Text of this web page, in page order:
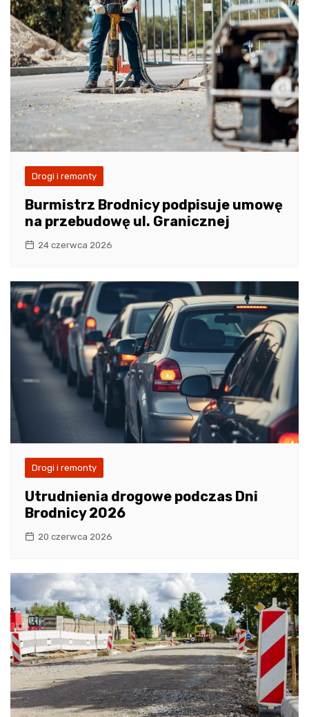
Drogi i remonty
Burmistrz Brodnicy podpisuje umowę
na przebudowę ul. Granicznej
24 czerwca 2026
Drogi i remonty
Utrudnienia drogowe podczas Dni
Brodnicy 2026
20 czerwca 2026